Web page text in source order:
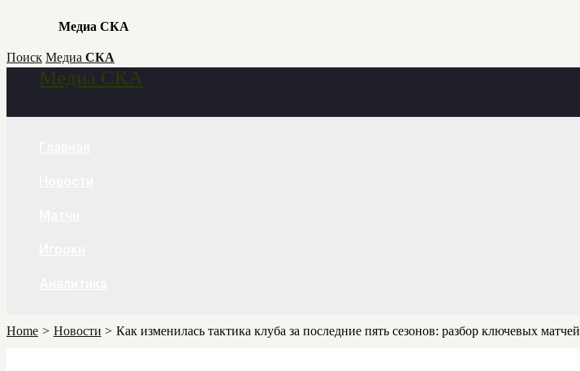
Медиа СКА
Skip
Поиск Медиа СКА
Медиа СКА
Home Новости Как изменилась тактика клуба за последние пять сезонов: разбор ключевых матчей